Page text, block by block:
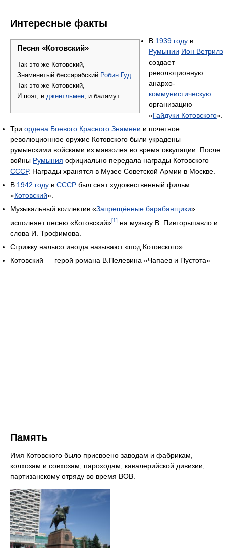
Интересные факты
Песня «Котовский»
Так это же Котовский,
Знаменитый бессарабский Робин Гуд.
Так это же Котовский,
И поэт, и джентльмен, и баламут.
В 1939 годув
Румынии Ион Ветрилэ
создает
революционную
анархо-
коммунистическую
организацию
«Гайдуки Котовского».
Три ордена Боевого Красного Знамени и почетное
революционное оружие Котовского были украдены
румынскими войсками из мавзолея во время оккупации. После
войны Румыния официально передала награды Котовского
СССР. Награды хранятся в Музее Советской Армии в Москве.
В 1942 году в СССР был снят художественный фильм
«Котовский».
Музыкальный коллектив «Запрещённые барабанщики»
исполняет песню «Котовский»[1] на музыку В. Пивторыпавло и
слова И. Трофимова.
Стрижку налысо иногда называют «под Котовского».
Котовский — герой романа В.Пелевина «Чапаев и Пустота»
Память
Имя Котовского было присвоено заводам и фабрикам,
колхозам и совхозам, пароходам, кавалерийской дивизии,
партизанскому отряду во время ВОВ.